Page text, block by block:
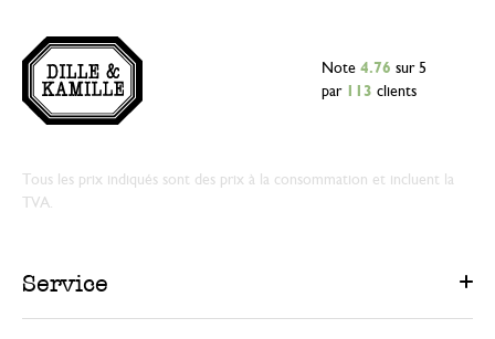
Note 4.76 sur 5
par
113 clients
Tous les prix indiqués sont des prix à la consommation et incluent la
TVA.
Service